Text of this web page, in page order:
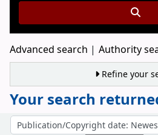
Advanced search Authority
Refine your
Your search
Sort by: